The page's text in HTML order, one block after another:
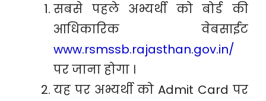
सबसे पहले अभ्यर्थी को बोर्ड की
आधिकारिक वेबसाईट
www.rsmssb.rajasthan.gov.in/
पर जाना होगा ।
यह पर अभ्यर्थी को Admit Card पर